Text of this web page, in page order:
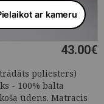
43.00€
poliesters)
- 100% balta
ūdens. Matracis